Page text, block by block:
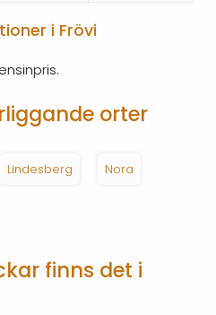
i Frövi
orter
Lindesberg Nora
finns det i